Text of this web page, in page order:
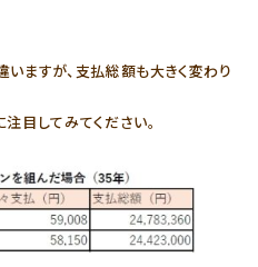
ますが、支払総額も大きく変わり
目してみてください。